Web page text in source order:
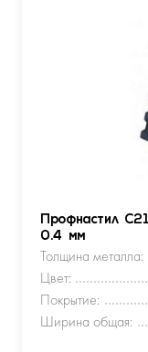
Профнастил
0.4 мм
Толщина металла:
Цвет:
Покрытие:
Ширина общая: